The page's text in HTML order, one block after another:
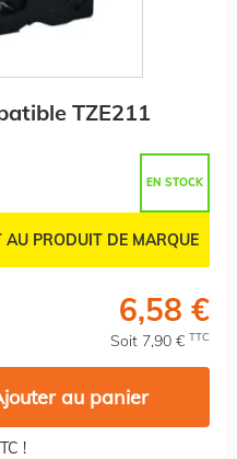
TZE211
EN STOCK
AU PRODUIT DE MARQUE
6,58 €
Soit 7,90 € TTC
au panier
!